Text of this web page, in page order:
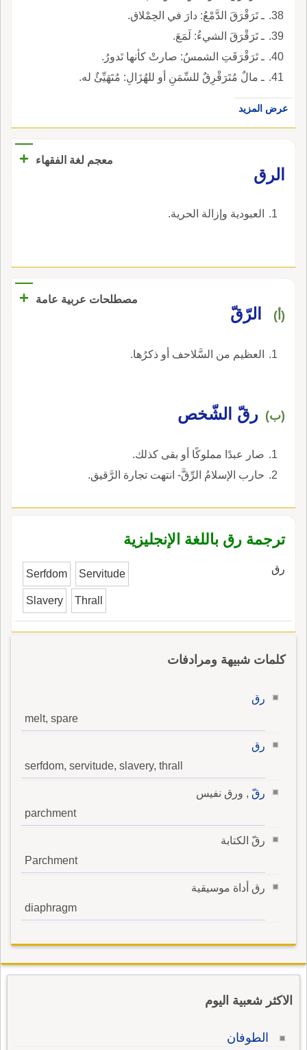
ـ تَرَقْرَقَ الدَّمْعُ: دارَ في الحِمْلاق.
ـ تَرَقْرَقَ الشيءُ: لَمَعَ.
ـ تَرَقْرَقَتِ الشمسُ: صارتْ كأنها تَدورُ.
ـ مالٌ مُتَرَقْرِقٌ للسِّمَنِ أو للهُزَالِ: مُتَهَيِّئٌ له.
عرض المزيد
معجم لغة الفقهاء
+
‏الرق‏
‏العبودية وإزالة الحرية‏.
مصطلحات عربية عامة +
(أ) الرّقّ
العظيم من السَّلاحف أو ذكرُها.
(ب) رقّ الشّخص
صار عبدًا مملوكًا أو بقى كذلك.
حارب الإسلامُ الرِّقَّ- انتهت تجارة الرَّقيق.
ترجمة رق باللغة الإنجليزية
رق Serfdom Servitude
Slavery Thrall
كلمات شبيهة ومرادفات
رق
melt, spare
رق
serfdom, servitude, slavery, thrall
رقّ , ورق نفيس
parchment
رقّ الكتابة
Parchment
رق أداة موسيقية
diaphragm
الاكثر شعبية اليوم
الطوفان